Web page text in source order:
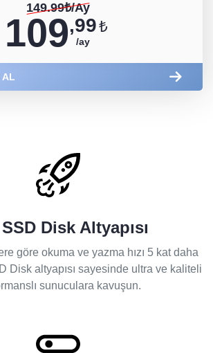
149.99₺/Ay
109 /ay
,99₺
AL
Disk Altyapısı
göre okuma ve yazma hızı 5 kat daha
Disk altyapısı sayesinde ultra ve kaliteli
sunuculara kavuşun.